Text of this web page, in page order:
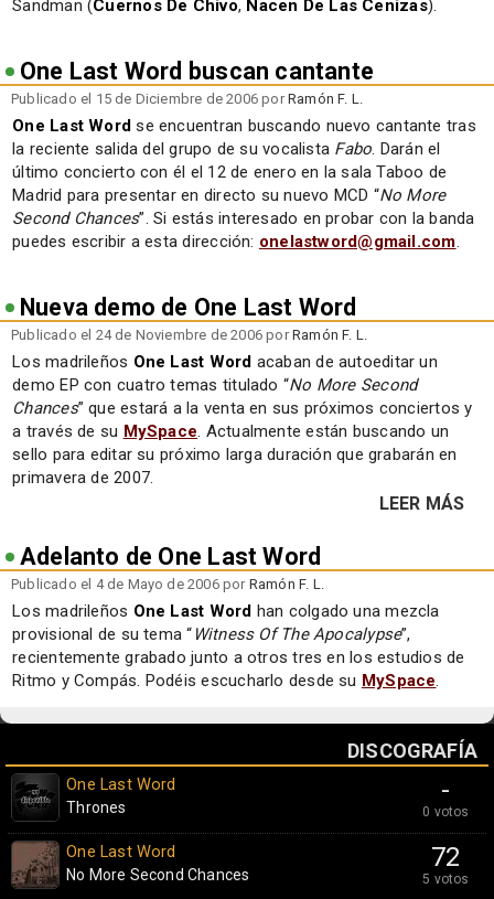
Sandman (Cuernos De Chivo, Nacen De Las Cenizas).
One Last Word buscan cantante
Publicado el 15 de Diciembre de 2006 porRamón F. L.
One Last Word se encuentran buscando nuevo cantante tras
la reciente salida del grupo de su vocalista Fabo. Darán el
último concierto con él el 12 de enero en la sala Taboo de
Madrid para presentar en directo su nuevo MCD “No More
Second Chances”. Si estás interesado en probar con la banda
puedes escribir a esta dirección: onelastword@gmail.com.
Nueva demo de One Last Word
Publicado el 24 de Noviembre de 2006 porRamón F. L.
Los madrileños One Last Word acaban de autoeditar un
demo EP con cuatro temas titulado “No More Second
Chances” que estará a la venta en sus próximos conciertos y
a través de su MySpace. Actualmente están buscando un
sello para editar su próximo larga duración que grabarán en
primavera de 2007.
LEER MÁS
Adelanto de One Last Word
Publicado el 4 de Mayo de 2006 por Ramón F. L.
Los madrileños One Last Word han colgado una mezcla
provisional de su tema “ Witness Of The Apocalypse”,
recientemente grabado junto a otros tres en los estudios de
Ritmo y Compás. Podéis escucharlo desde su MySpace.
DISCOGRAFÍA
-
0 votos
One Last Word
Thrones
72
5 votos
One Last Word
No More Second Chances